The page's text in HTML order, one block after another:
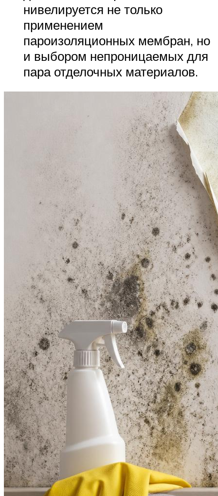
нивелируется не только
применением
пароизоляционных мембран, но
и выбором непроницаемых для
пара отделочных материалов.